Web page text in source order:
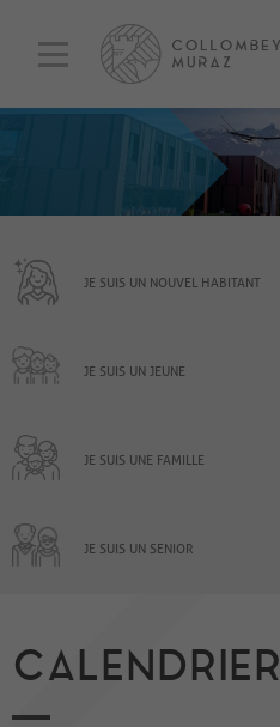
JE SUIS UN NOUVEL HABITANT
JE SUIS UN JEUNE
JE SUIS UNE FAMILLE
JE SUIS UN SENIOR
CALENDRIER